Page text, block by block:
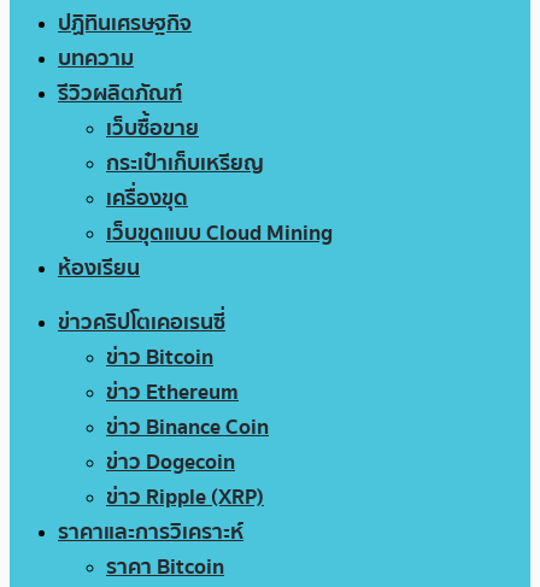
ปฏิทินเศรษฐกิจ
บทความ
รีวิวผลิตภัณฑ์
เว็บซื้อขาย
กระเป๋าเก็บเหรียญ
เครื่องขุด
เว็บขุดแบบ Cloud Mining
ห้องเรียน
ข่าวคริปโตเคอเรนซี่
ข่าว Bitcoin
ข่าว Ethereum
ข่าว Binance Coin
ข่าว Dogecoin
ข่าว Ripple (XRP)
ราคาและการวิเคราะห์
ราคา Bitcoin